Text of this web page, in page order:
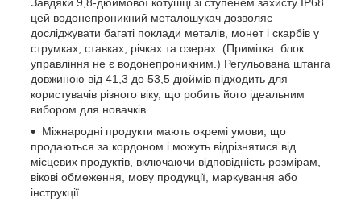
цей водонепроникний металошукач дозволяє
досліджувати багаті поклади металів, монет і скарбів у
струмках, ставках, річках та озерах. (Примітка: блок
управління не є водонепроникним.) Регульована штанга
довжиною від 41,3 до 53,5 дюймів підходить для
користувачів різного віку, що робить його ідеальним
вибором для новачків.
Міжнародні продукти мають окремі умови, що
продаються за кордоном і можуть відрізнятися від
місцевих продуктів, включаючи відповідність розмірам,
вікові обмеження, мову продукції, маркування або
інструкції.